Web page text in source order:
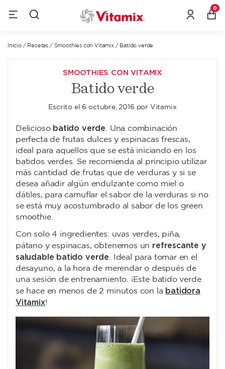
0
Inicio/ Recetas / Smoothies con Vitamix/ Batido verde
SMOOTHIES CON VITAMIX
Batido verde
Escrito el6 octubre, 2016por Vitamix
Delicioso batido verde . Una combinación
perfecta de frutas dulces y espinacas frescas,
ideal para aquellos que se está iniciando en los
batidos verdes. Se recomienda al principio utilizar
más cantidad de frutas que de verduras y si se
desea añadir algún endulzante como miel o
dátiles, para camuflar el sabor de la verduras si no
se está muy acostumbrado al sabor de los green
smoothie.
Con solo 4 ingredientes: uvas verdes, piña,
pátano y espinacas, obtenemos un refrescante y
saludable batido verde . Ideal para tomar en el
desayuno, a la hora de merendar o después de
una sesión de entrenamiento. ¡Este batido verde
se hace en menos de 2 minutos con la batidora
Vitamix!